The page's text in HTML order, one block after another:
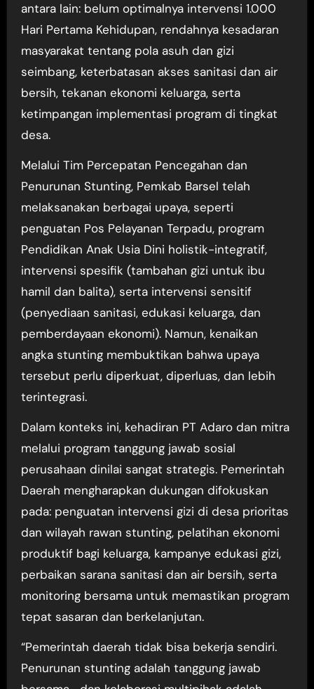
antara lain: belum optimalnya intervensi 1.000
Hari Pertama Kehidupan, rendahnya kesadaran
masyarakat tentang pola asuh dan gizi
seimbang, keterbatasan akses sanitasi dan air
bersih, tekanan ekonomi keluarga, serta
ketimpangan implementasi program di tingkat
desa.
Melalui Tim Percepatan Pencegahan dan
Penurunan Stunting, Pemkab Barsel telah
melaksanakan berbagai upaya, seperti
penguatan Pos Pelayanan Terpadu, program
Pendidikan Anak Usia Dini holistik-integratif,
intervensi spesifik (tambahan gizi untuk ibu
hamil dan balita), serta intervensi sensitif
(penyediaan sanitasi, edukasi keluarga, dan
pemberdayaan ekonomi). Namun, kenaikan
angka stunting membuktikan bahwa upaya
tersebut perlu diperkuat, diperluas, dan lebih
terintegrasi.
Dalam konteks ini, kehadiran PT Adaro dan mitra
melalui program tanggung jawab sosial
perusahaan dinilai sangat strategis. Pemerintah
Daerah mengharapkan dukungan difokuskan
pada: penguatan intervensi gizi di desa prioritas
dan wilayah rawan stunting, pelatihan ekonomi
produktif bagi keluarga, kampanye edukasi gizi,
perbaikan sarana sanitasi dan air bersih, serta
monitoring bersama untuk memastikan program
tepat sasaran dan berkelanjutan.
“Pemerintah daerah tidak bisa bekerja sendiri.
Penurunan stunting adalah tanggung jawab